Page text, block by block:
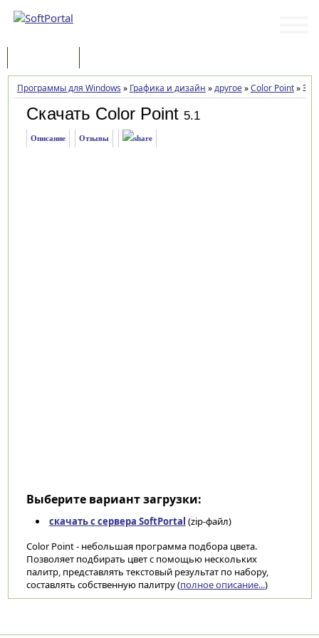
Программы для Windows » Графика и дизайн »другое»Color Point»
Скачать Color Point 5.1
Описание Отзывы
Выберите вариант загрузки:
скачать с сервера SoftPortal (zip-файл)
Color Point - небольшая программа подбора цвета.
Позволяет подбирать цвет с помощью нескольких
палитр, представлять текстовый результат по набору,
составлять собственную палитру (полное описание...)